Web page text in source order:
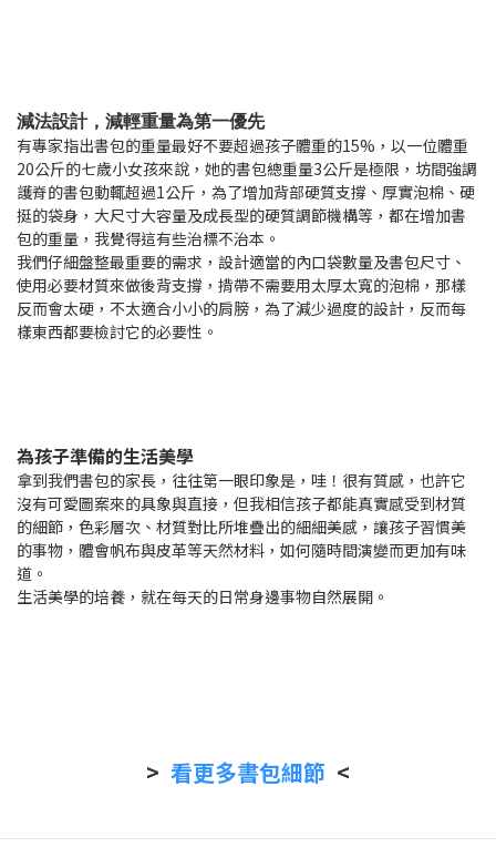
減法設計，減輕重量為第一優先
有專家指出書包的重量最好不要超過孩子體重的15%，以一位體重
20公斤的七歲小女孩來說，她的書包總重量3公斤是極限，坊間強調
護脊的書包動輒超過1公斤，為了增加背部硬質支撐、厚實泡棉、硬
挺的袋身，大尺寸大容量及成長型的硬質調節機構等，都在增加書
包的重量，我覺得這有些治標不治本。
我們仔細盤整最重要的需求，設計適當的內口袋數量及書包尺寸、
使用必要材質來做後背支撐，揹帶不需要用太厚太寬的泡棉，那樣
反而會太硬，不太適合小小的肩膀，為了減少過度的設計，反而每
樣東西都要檢討它的必要性。
為孩子準備的生活美學
拿到我們書包的家長，往往第一眼印象是，哇！很有質感，也許它
沒有可愛圖案來的具象與直接，但我相信孩子都能真實感受到材質
的細節，色彩層次、材質對比所堆疊出的細細美感，讓孩子習慣美
的事物，體會帆布與皮革等天然材料，如何隨時間演變而更加有味
道。
生活美學的培養，就在每天的日常身邊事物自然展開。
> 看更多書包細節 <